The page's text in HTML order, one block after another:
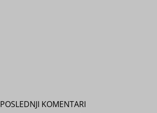
POSLEDNJI KOMENTARI